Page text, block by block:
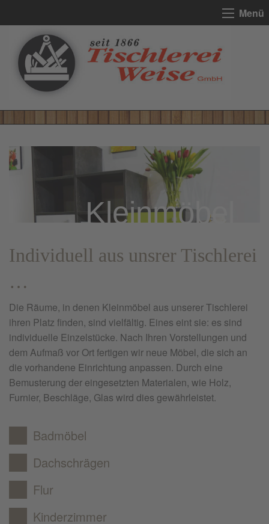
Menü
Kleinmöbel
Individuell aus unsrer Tischlerei
…
Die Räume, in denen Kleinmöbel aus unserer Tischlerei
ihren Platz finden, sind vielfältig. Eines eint sie: es sind
individuelle Einzelstücke. Nach Ihren Vorstellungen und
dem Aufmaß vor Ort fertigen wir neue Möbel, die sich an
die vorhandene Einrichtung anpassen. Durch eine
Bemusterung der eingesetzten Materialen, wie Holz,
Furnier, Beschläge, Glas wird dies gewährleistet.
Badmöbel
Dachschrägen
Flur
Kinderzimmer